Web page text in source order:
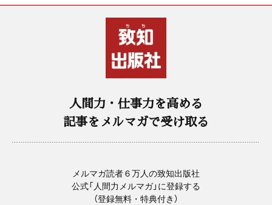
人間力・仕事力を高める
記事をメルマガで受け取る
メルマガ読者６万人の致知出版社
公式「人間力メルマガ」に登録する
（登録無料・特典付き）